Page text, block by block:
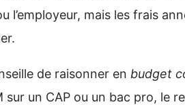
l’employeur, mais les frais
de raisonner en budget
sur un CAP ou un bac pro, le